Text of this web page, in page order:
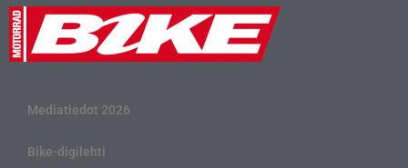
Mediatiedot 2026
Bike-digilehti